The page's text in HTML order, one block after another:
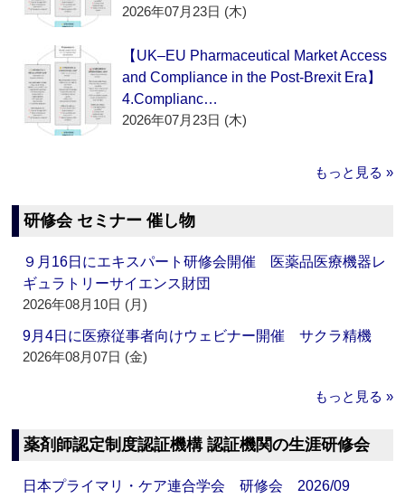
2026年07月23日 (木)
【UK–EU Pharmaceutical Market Access
and Compliance in the Post-Brexit Era】
4.Complianc…
2026年07月23日 (木)
もっと見る »
研修会 セミナー 催し物
９月16日にエキスパート研修会開催 医薬品医療機器レ
ギュラトリーサイエンス財団
2026年08月10日 (月)
9月4日に医療従事者向けウェビナー開催 サクラ精機
2026年08月07日 (金)
もっと見る »
薬剤師認定制度認証機構 認証機関の生涯研修会
日本プライマリ・ケア連合学会 研修会 2026/09